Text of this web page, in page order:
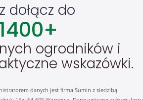
dołącz do
ogrodników i
wskazówki.
1400+
danych jest firma Sumin z siedzibą